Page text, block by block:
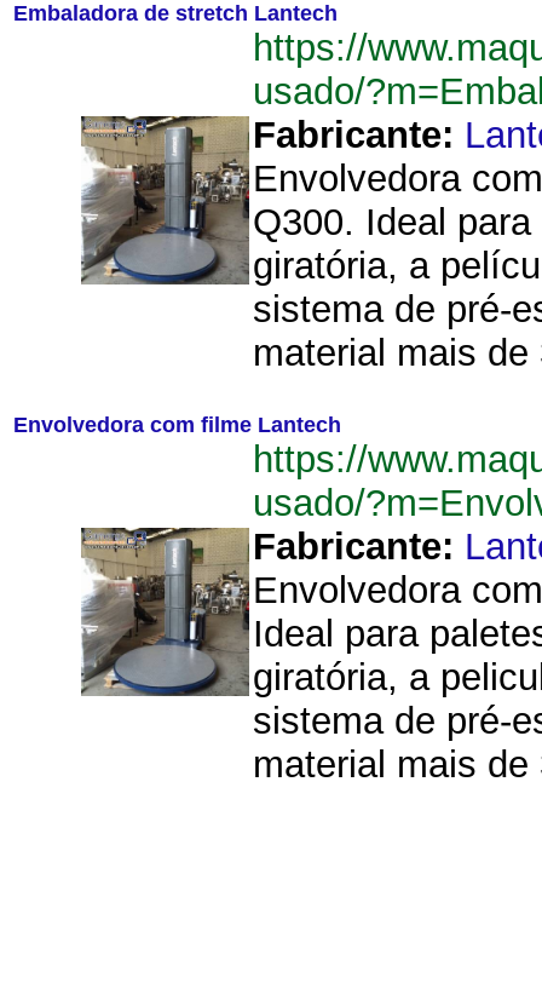
Embaladora de stretch Lantech
https://
usado/
Fabricante:
Envolvedora
Q300. Ideal
giratória, a
sistema de pré-
material mais
Envolvedora com filme Lantech
https://
usado/
Fabricante:
Envolvedora
Ideal para
giratória, a
sistema de pré-
material mais